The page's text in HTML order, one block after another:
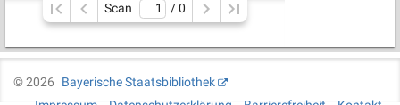
Scan / 0
©2026
Bayerische Staatsbibliothek